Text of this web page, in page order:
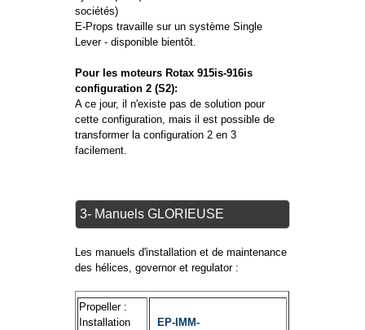
sociétés)
E-Props travaille sur un système Single
Lever - disponible bientôt.
Pour les moteurs Rotax 915is-916is
configuration 2 (S2):
A ce jour, il n'existe pas de solution pour
cette configuration, mais il est possible de
transformer la configuration 2 en 3
facilement.
3- Manuels GLORIEUSE
Les manuels d'installation et de maintenance
des hélices, governor et regulator :
Propeller :
Installation
EP-IMM-